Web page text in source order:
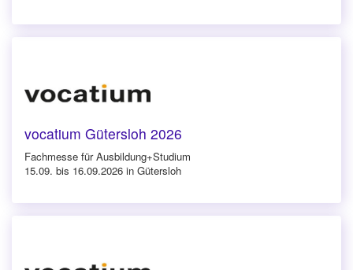
vocatium Gütersloh 2026
Fachmesse für Ausbildung+Studium
15.09. bis 16.09.2026 in Gütersloh